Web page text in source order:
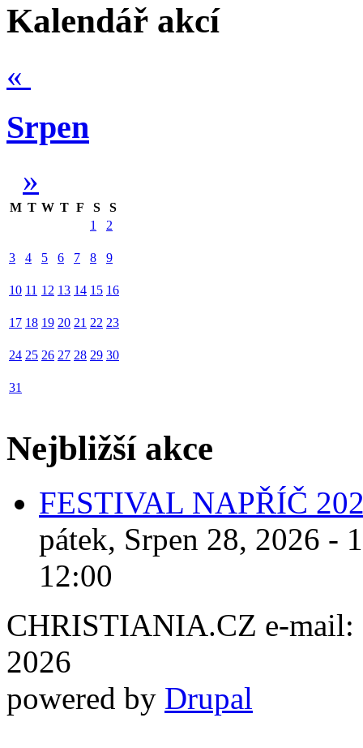
Kalendář akcí
«
Srpen
»
M T W T F S
S
1
2
3 4 5 6 7 8 9
10 11 12 13 14 15 16
17 18 19 20 21 22 23
24 25 26 27 28 29 30
31
Nejbližší akce
FESTIVAL NAPŘÍČ
pátek, Srpen 28, 2026 -
12:00
CHRISTIANIA.CZ e-mail:
2026
powered by Drupal